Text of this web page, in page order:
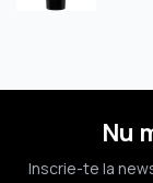
Nu
Inscrie-te la